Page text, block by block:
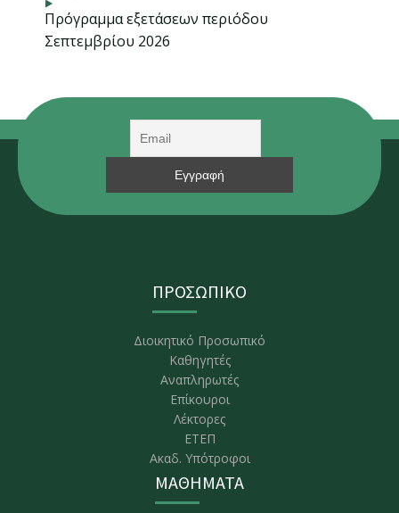
Πρόγραμμα εξετάσεων περιόδου
Σεπτεμβρίου 2026
ΠΡΟΣΩΠΙΚΟ
Διοικητικό Προσωπικό
Καθηγητές
Αναπληρωτές
Επίκουροι
Λέκτορες
ΕΤΕΠ
Ακαδ. Υπότροφοι
ΜΑΘΗΜΑΤΑ